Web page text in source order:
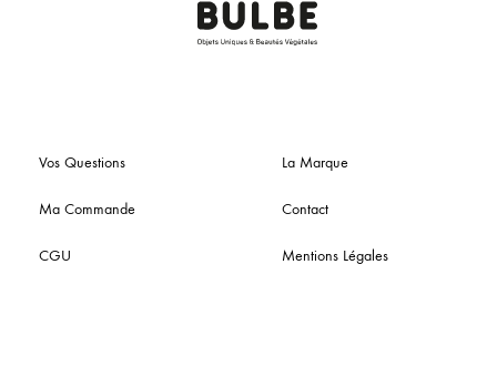
Vos Questions
Ma Commande
CGU
La Marque
Contact
Mentions Légales